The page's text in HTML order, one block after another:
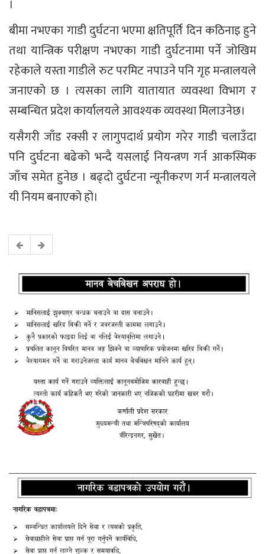
।
बीमा नभएका गाडी दुर्घटना भएमा क्षतिपूर्ति दिन कठिनाइ हुने
तथा यान्त्रिक परीक्षण नभएका गाडी दुर्घटनामा पर्ने जोखिम
रहेकाले यस्ता गाडीले रुट परमिट नपाउने पनि गृह मन्त्रालयले
जनाएको छ । त्यसका लागि यातायात व्यवस्था विभाग र
सम्बन्धित प्रदेश कार्यालयले आवश्यक व्यवस्था मिलाउनेछ।
यसैगरी जाँड रक्सी र लागुपदार्थ प्रयोग गरेर गाडी चलाउँदा
पनि दुर्घटना बढेको भन्दै यसलाई नियन्त्रण गर्न आकस्मिक
जाँच समेत हुनेछ । बढ्दो दुर्घटना न्यूनीकरण गर्न मन्त्रालयले
यी नियम बनाएको हो।